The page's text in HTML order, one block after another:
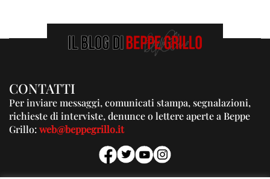
CONTATTI
Per inviare messaggi, comunicati stampa, segnalazioni,
richieste di interviste, denunce o lettere aperte a Beppe
Grillo:web@beppegrillo.it